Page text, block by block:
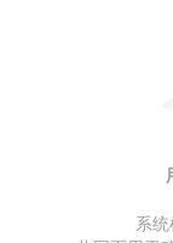
系